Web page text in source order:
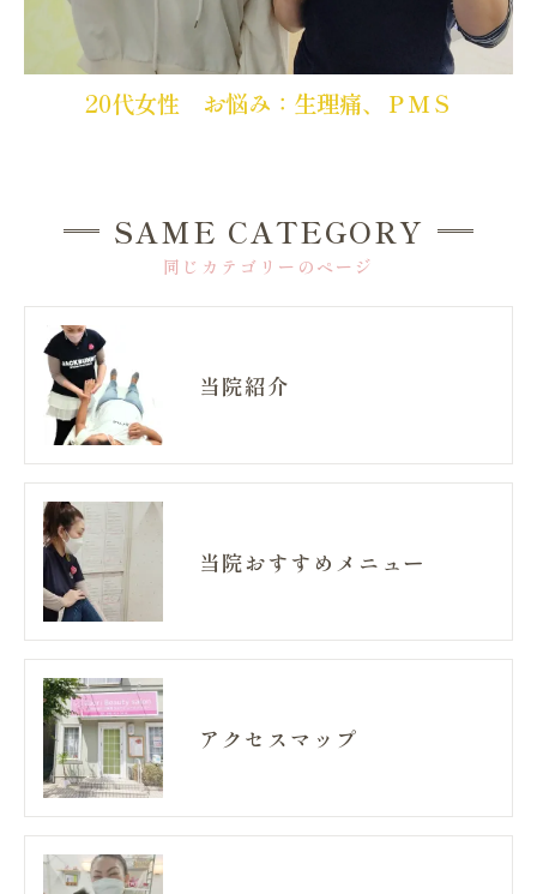
20代女性 お悩み：生理痛、ＰＭＳ
同じカテゴリーのページ
SAME CATEGORY
当院紹介
当院おすすめメニュー
アクセスマップ